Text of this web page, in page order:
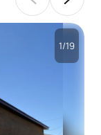
1/19